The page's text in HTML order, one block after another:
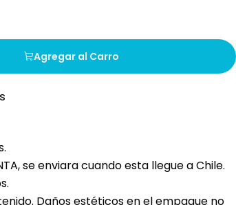
Agregar al Carro
se enviara cuando esta llegue a Chile.
Daños estéticos en el empaque no